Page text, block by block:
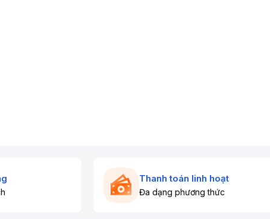
Thanh toán linh hoạt
Đa dạng phương thức